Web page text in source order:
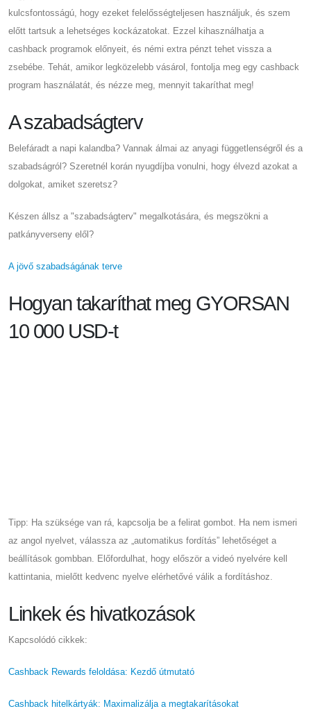
kulcsfontosságú, hogy ezeket felelősségteljesen használjuk, és szem
előtt tartsuk a lehetséges kockázatokat. Ezzel kihasználhatja a
cashback programok előnyeit, és némi extra pénzt tehet vissza a
zsebébe. Tehát, amikor legközelebb vásárol, fontolja meg egy cashback
program használatát, és nézze meg, mennyit takaríthat meg!
A szabadságterv
Belefáradt a napi kalandba? Vannak álmai az anyagi függetlenségről és a
szabadságról? Szeretnél korán nyugdíjba vonulni, hogy élvezd azokat a
dolgokat, amiket szeretsz?
Készen állsz a "szabadságterv" megalkotására, és megszökni a
patkányverseny elől?
A jövő szabadságának terve
Hogyan takaríthat meg GYORSAN
10 000 USD-t
Tipp: Ha szüksége van rá, kapcsolja be a felirat gombot. Ha nem ismeri
az angol nyelvet, válassza az „automatikus fordítás” lehetőséget a
beállítások gombban. Előfordulhat, hogy először a videó nyelvére kell
kattintania, mielőtt kedvenc nyelve elérhetővé válik a fordításhoz.
Linkek és hivatkozások
Kapcsolódó cikkek:
Cashback Rewards feloldása: Kezdő útmutató
Cashback hitelkártyák: Maximalizálja a megtakarításokat